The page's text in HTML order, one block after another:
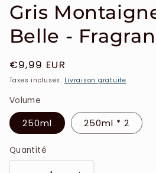
modale
Gris
Belle -
Prix
habituel
€9,99 EUR
Taxes incluses. Livraison gratuite
Volume
250ml 250ml * 2
Quantité